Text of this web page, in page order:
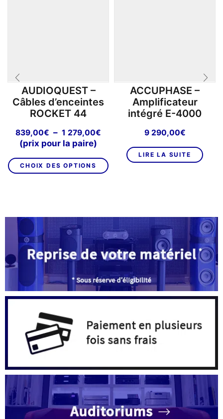
AUDIOQUEST –
Câbles d’enceintes
ROCKET 44
839,00€ – 1 279,00€
839,00€
à
(prix pour la paire)
CHOIX DES OPTIONS
produit
Les
options
peuvent
être
choisies
sur
la
produit
ACCUPHASE –
Amplificateur
intégré E-4000
9 290,00€
LIRE LA SUITE